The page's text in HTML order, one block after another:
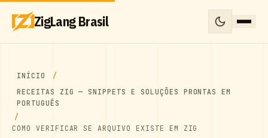
ZigLang Brasil
INÍCIO
RECEITAS ZIG — SNIPPETS E SOLUÇÕES PRONTAS EM
PORTUGUÊS
COMO VERIFICAR SE ARQUIVO EXISTE EM ZIG